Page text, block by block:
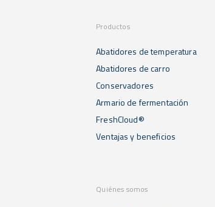
Productos
Abatidores de temperatura
Abatidores de carro
Conservadores
Armario de fermentación
FreshCloud®
Ventajas y beneficios
Quiénes somos